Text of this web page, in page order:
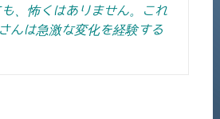
、怖くはありません。
これ
んは急激な変化を経験する